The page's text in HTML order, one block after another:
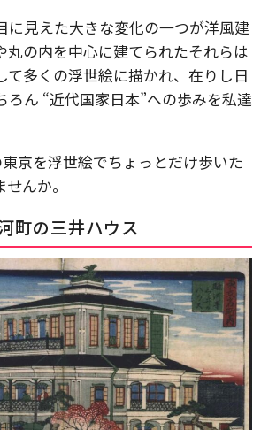
に見えた大きな変化の一つが洋風建
丸の内を中心に建てられたそれらは
て多くの浮世絵に描かれ、在りし日
ろん “近代国家日本”への歩みを私達
京を浮世絵でちょっとだけ歩いた
んか。
町の三井ハウス